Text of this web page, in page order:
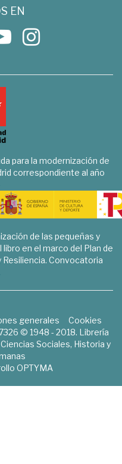
EN
para la modernización de
correspondiente al año
de las pequeñas y
en el marco del Plan de
Convocatoria
generales
Cookies
© 1948 - 2018. Librería
Sociales, Historia y
OPTYMA